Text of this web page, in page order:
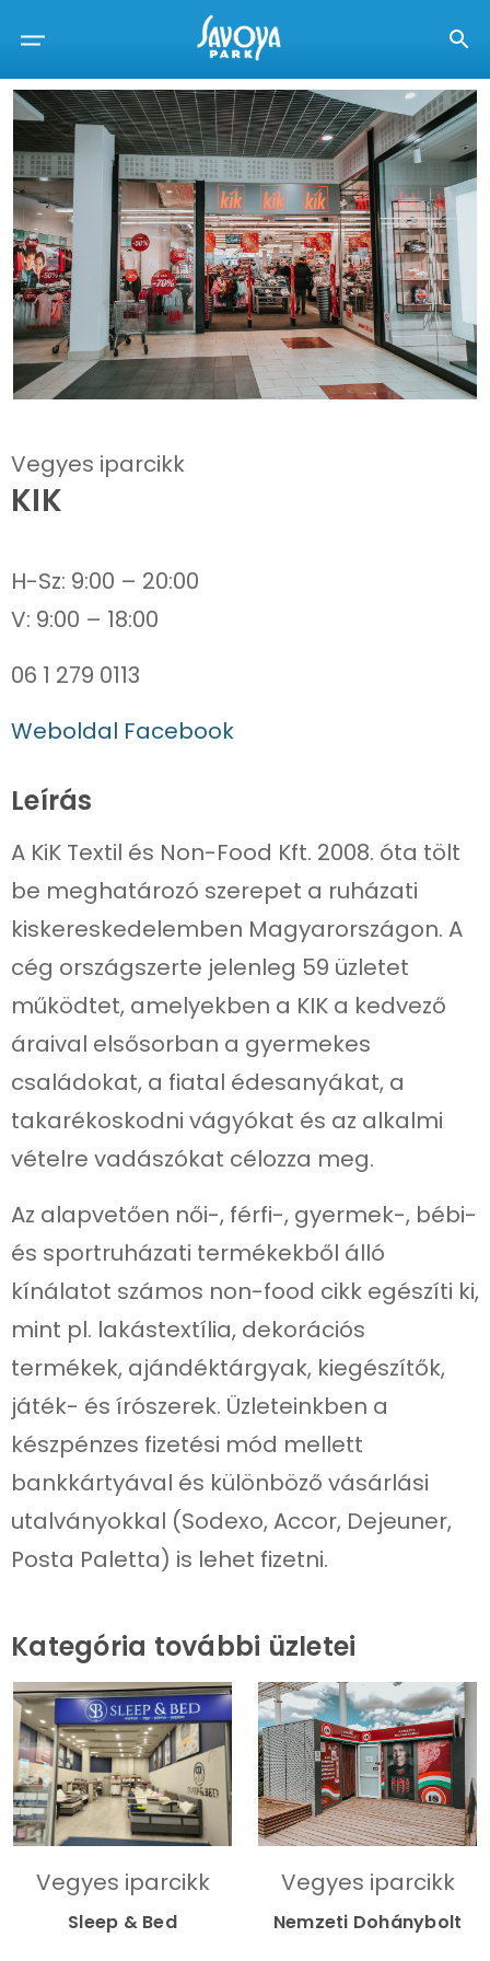
Vegyes iparcikk
KIK
H-Sz: 9:00 – 20:00
06 1 279 0113
Weboldal Facebook
Leírás
A KiK Textil és Non-Food Kft. 2008. óta tölt
be meghatározó szerepet a ruházati
kiskereskedelemben Magyarországon. A
cég országszerte jelenleg 59 üzletet
működtet, amelyekben a KIK a kedvező
áraival elsősorban a gyermekes
családokat, a fiatal édesanyákat, a
takarékoskodni vágyókat és az alkalmi
vételre vadászókat célozza meg.
Az alapvetően női-, férfi-, gyermek-, bébi-
és sportruházati termékekből álló
kínálatot számos non-food cikk egészíti ki,
mint pl. lakástextília, dekorációs
termékek, ajándéktárgyak, kiegészítők,
játék- és írószerek. Üzleteinkben a
készpénzes fizetési mód mellett
bankkártyával és különböző vásárlási
utalványokkal (Sodexo, Accor, Dejeuner,
Posta Paletta) is lehet fizetni.
Kategória további üzletei
Vegyes iparcikk
Sleep & Bed
Vegyes iparcikk
Nemzeti Dohánybolt